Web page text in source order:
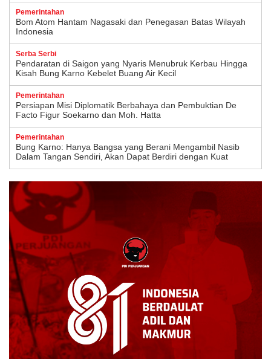
Pemerintahan
Bom Atom Hantam Nagasaki dan Penegasan Batas Wilayah
Indonesia
Serba Serbi
Pendaratan di Saigon yang Nyaris Menubruk Kerbau Hingga
Kisah Bung Karno Kebelet Buang Air Kecil
Pemerintahan
Persiapan Misi Diplomatik Berbahaya dan Pembuktian De
Facto Figur Soekarno dan Moh. Hatta
Pemerintahan
Bung Karno: Hanya Bangsa yang Berani Mengambil Nasib
Dalam Tangan Sendiri, Akan Dapat Berdiri dengan Kuat